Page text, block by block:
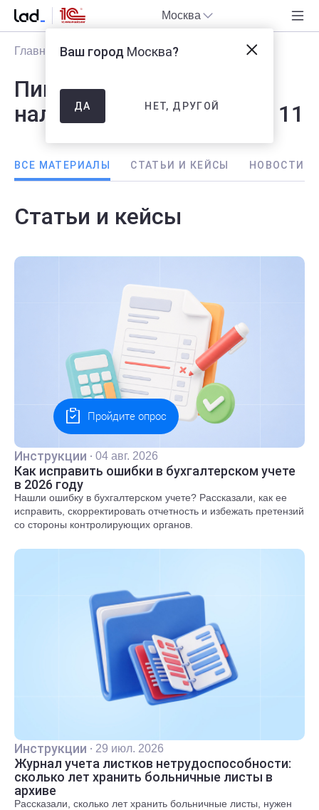
Москва
Главная Блог Мероприятия
Пишем о бухгалтерии,
налогах и 1С - Страница 11
ВСЕ МАТЕРИАЛЫ CТАТЬИ И КЕЙСЫ НОВОСТИ
Статьи и кейсы
Инструкции · 04 авг. 2026
Как исправить ошибки в бухгалтерском учете
в 2026 году
Нашли ошибку в бухгалтерском учете? Рассказали, как ее
исправить, скорректировать отчетность и избежать претензий
со стороны контролирующих органов.
Инструкции · 29 июл. 2026
Журнал учета листков нетрудоспособности:
сколько лет хранить больничные листы в
архиве
Рассказали, сколько лет хранить больничные листы, нужен
Ваш город Москва?
ДА НЕТ, ДРУГОЙ
Пройдите опрос